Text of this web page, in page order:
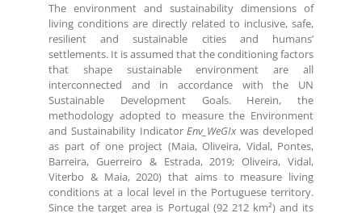
The environment and sustainability dimensions of
living conditions are directly related to inclusive, safe,
resilient and sustainable cities and humans’
settlements. It is assumed that the conditioning factors
that shape sustainable environment are all
interconnected and in accordance with the UN
Sustainable Development Goals. Herein, the
methodology adopted to measure the Environment
and Sustainability IndicatorEnv_WeGIxwas developed
as part of one project (Maia, Oliveira, Vidal, Pontes,
Barreira, Guerreiro & Estrada, 2019; Oliveira, Vidal,
Viterbo & Maia, 2020) that aims to measure living
conditions at a local level in the Portuguese territory.
Since the target area is Portugal (92 212 km²) and its